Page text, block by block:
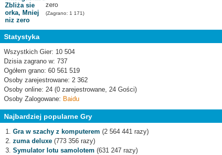
zero
(Zagrano: 1 171)
Statystyka
Wszystkich Gier: 10 504
Dzisia zagrano w: 737
Ogółem grano: 60 561 519
Osoby zarejestrowane: 2 362
Osoby online: 24 (0 zarejestrowane, 24 Gości)
Osoby Zalogowane: Baidu
Najbardziej popularne Gry
Gra w szachy z komputerem (2 564 441 razy)
zuma deluxe (773 356 razy)
Symulator lotu samolotem (631 247 razy)